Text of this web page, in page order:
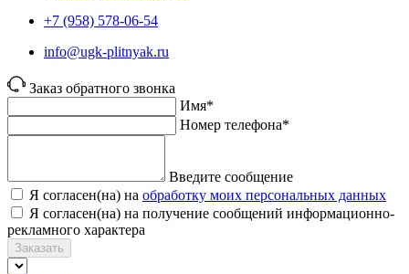
+7 (958) 578-06-54
info@ugk-plitnyak.ru
Заказ обратного звонка
Имя*
Номер телефона*
Введите сообщение
Я согласен(на) на обработку моих персональных данных
Я согласен(на) на получение сообщений информационно-
рекламного характера
Заказать